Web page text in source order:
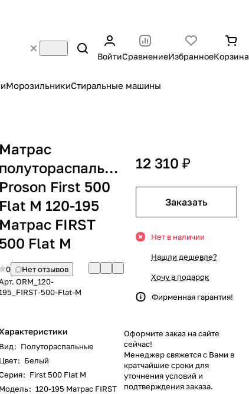
ВойтиСравнениеИзбранноеКорзина
МорозильникиСтиральные машины
Матрас
полутораспальный
Proson First 500
Flat M 120-195
Матрас FIRST
500 Flat M
0
Нет отзывов
ORM_120-
500-Flat-M
Вид: Полутораспальные
Цвет: Белый
: First 500 Flat M
Модель: 120-195 Матрас FIRST
12 310 ₽
Заказать
Нет в наличии
Нашли дешевле?
Хочу в подарок
Фирменная гарантия!
Оформите заказ на сайте
сейчас!
Менеджер свяжется с Вами в
кратчайшие сроки для
уточнения условий и
подтверждения заказа.